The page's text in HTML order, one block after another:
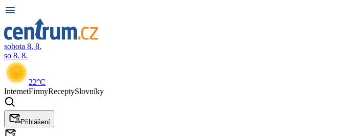
sobota 8. 8.
so 8. 8.
22°C
InternetFirmyReceptySlovníky
Přihlášení